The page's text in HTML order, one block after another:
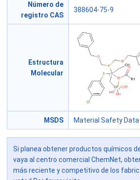
Número de
registro CAS
388604-75-9
Estructura
Molecular
MSDS Material Safety
Si planea obtener productos químicos
vaya al centro comercial ChemNet,
más reciente y competitivo de los